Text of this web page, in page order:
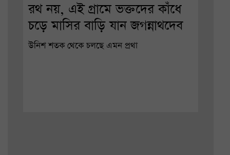
রথ নয়, এই গ্রামে ভক্তদের কাঁধে
চড়ে মাসির বাড়ি যান জগন্নাথদেব
উনিশ শতক থেকে চলছে এমন প্রথা